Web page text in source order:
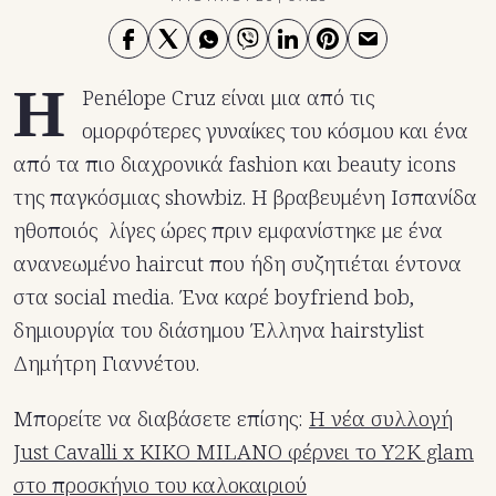
Η
Penélope Cruz είναι μια από τις
ομορφότερες γυναίκες του κόσμου και ένα
από τα πιο διαχρονικά fashion και beauty icons
της παγκόσμιας showbiz. Η βραβευμένη Ισπανίδα
ηθοποιός λίγες ώρες πριν εμφανίστηκε με ένα
ανανεωμένο haircut που ήδη συζητιέται έντονα
στα social media. Ένα καρέ boyfriend bob,
δημιουργία του διάσημου Έλληνα hairstylist
Δημήτρη Γιαννέτου.
Μπορείτε να διαβάσετε επίσης: Η νέα συλλογή
Just Cavalli x KIKO MILANO φέρνει το Y2K glam
στο προσκήνιο του καλοκαιριού